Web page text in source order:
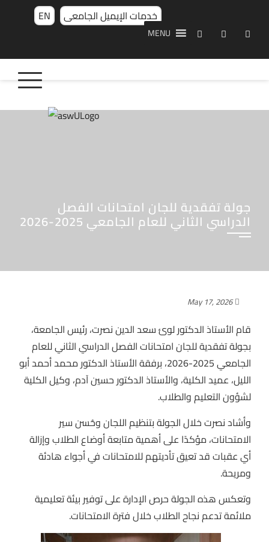
EN خدمات الإيميل الجامعى
MENU
جولة تفقدية للجان امتحانات الفصل
الدراسي الثاني للعام الجامعي 2025-2026
May 17, 2026
قام الأستاذ الدكتور لوئ سعد الدين نصرت، رئيس الجامعة،
بجولة تفقدية للجان امتحانات الفصل الدراسي الثاني للعام
الجامعي 2025-2026، برفقة الأستاذ الدكتور محمد أحمد أبو
الليل، عميد الكلية، والأستاذ الدكتور حسين آدم، وكيل الكلية
لشؤون التعليم والطلاب.
وأشاد نصرت خلال الجولة بتنظيم اللجان وحُسن سير
الامتحانات، مؤكدًا على أهمية متابعة أوضاع الطلاب وإزالة
أي عقبات قد تعيق تأديتهم للامتحانات في أجواء هادئة
ومريحة.
وتعكس هذه الجولة حرص الإدارة على توفير بيئة تعليمية
ملائمة تدعم نجاح الطلاب خلال فترة الامتحانات.